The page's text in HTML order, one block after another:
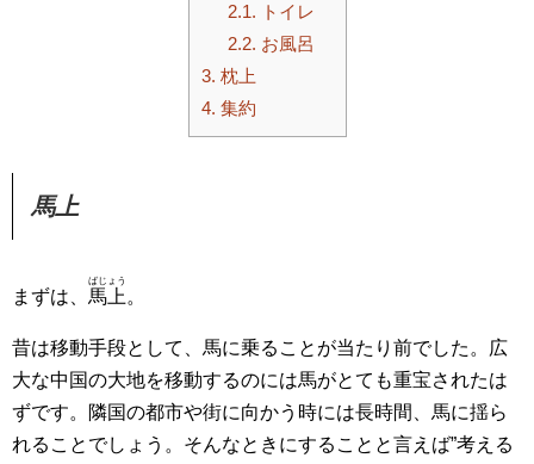
2.1. トイレ
2.2. お風呂
3. 枕上
4. 集約
馬上
まずは、 馬上
ばじょう
。
昔は移動手段として、馬に乗ることが当たり前でした。広
大な中国の大地を移動するのには馬がとても重宝されたは
ずです。隣国の都市や街に向かう時には長時間、馬に揺ら
れることでしょう。そんなときにすることと言えば”考える